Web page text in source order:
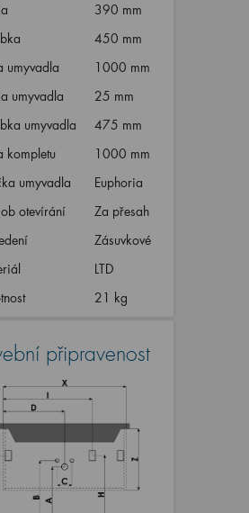
390 mm
450 mm
umyvadla
1000 mm
umyvadla
25 mm
umyvadla
475 mm
kompletu
1000 mm
umyvadla
Euphoria
otevírání
Za přesah
Zásuvkové
LTD
21 kg
připravenost